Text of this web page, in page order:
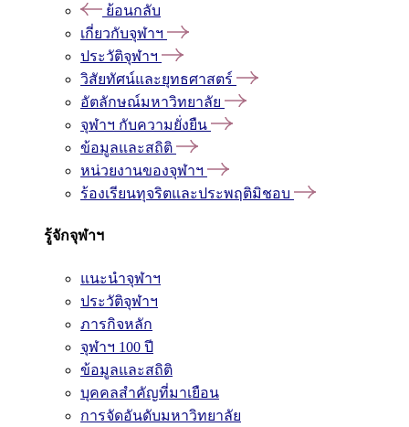
ย้อนกลับ
เกี่ยวกับจุฬาฯ
ประวัติจุฬาฯ
วิสัยทัศน์และยุทธศาสตร์
อัตลักษณ์มหาวิทยาลัย
จุฬาฯ กับความยั่งยืน
ข้อมูลและสถิติ
หน่วยงานของจุฬาฯ
ร้องเรียนทุจริตและประพฤติมิชอบ
รู้จักจุฬาฯ
แนะนำจุฬาฯ
ประวัติจุฬาฯ
ภารกิจหลัก
จุฬาฯ 100 ปี
ข้อมูลและสถิติ
บุคคลสำคัญที่มาเยือน
การจัดอันดับมหาวิทยาลัย